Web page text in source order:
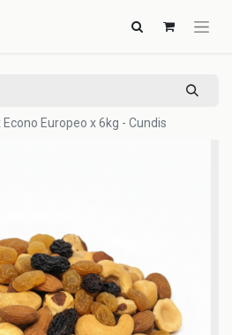
Econo Europeo x 6kg - Cundis